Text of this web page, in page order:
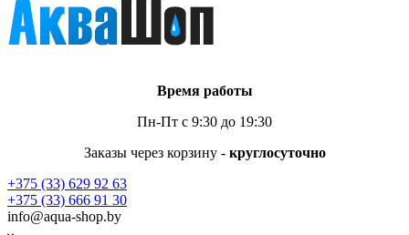
Время работы
Пн-Пт с 9:30 до 19:30
Заказы через корзину - круглосуточно
+375 (33) 629 92 63
+375 (33) 666 91 30
info@aqua-shop.by